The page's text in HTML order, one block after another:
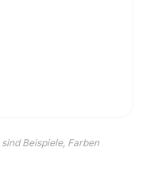
Beispiele, Farben